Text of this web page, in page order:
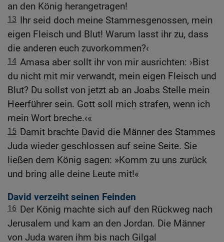
an den König herangetragen!
13 Ihr seid doch meine Stammesgenossen, mein
eigen Fleisch und Blut! Warum lasst ihr zu, dass
die anderen euch zuvorkommen?‹
14 Amasa aber sollt ihr von mir ausrichten: ›Bist
du nicht mit mir verwandt, mein eigen Fleisch und
Blut? Du sollst von jetzt ab an Joabs Stelle mein
Heerführer sein. Gott soll mich strafen, wenn ich
mein Wort breche.‹«
15 Damit brachte David die Männer des Stammes
Juda wieder geschlossen auf seine Seite. Sie
ließen dem König sagen: »Komm zu uns zurück
und bring alle deine Leute mit!«
David verzeiht seinen Feinden
16 Der König machte sich auf den Rückweg nach
Jerusalem und kam an den Jordan. Die Männer
von Juda waren ihm bis nach Gilgal